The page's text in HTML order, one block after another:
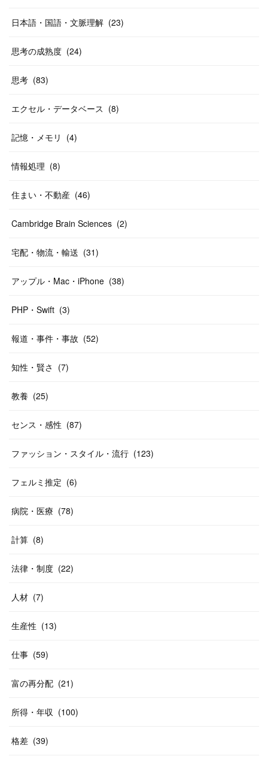
日本語・国語・文脈理解 (23)
思考の成熟度 (24)
思考 (83)
エクセル・データベース (8)
記憶・メモリ (4)
情報処理 (8)
住まい・不動産 (46)
Cambridge Brain Sciences (2)
宅配・物流・輸送 (31)
アップル・Mac・iPhone (38)
PHP・Swift (3)
報道・事件・事故 (52)
知性・賢さ (7)
教養 (25)
センス・感性 (87)
ファッション・スタイル・流行 (123)
フェルミ推定 (6)
病院・医療 (78)
計算 (8)
法律・制度 (22)
人材 (7)
生産性 (13)
仕事 (59)
富の再分配 (21)
所得・年収 (100)
格差 (39)